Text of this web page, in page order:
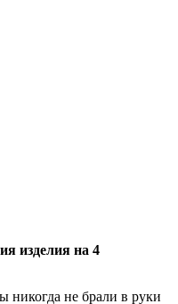
изделия на 4
никогда не брали в руки